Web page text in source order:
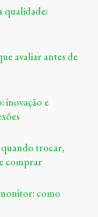
qualidade:
avaliar antes de
inovação e
trocar,
comprar
como